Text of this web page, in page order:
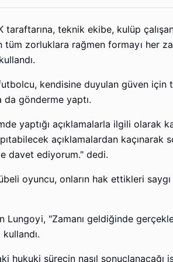
taraftarına, teknik ekibe, kulüp
zorluklara rağmen formayı her
kendisine duyulan güven için
da gönderme yaptı.
yaptığı açıklamalarla ilgili olarak
açıklamalardan kaçınarak
davet ediyorum." dedi.
oyuncu, onların hak ettikleri
Lungoyi, "Zamanı geldiğinde
hukuki sürecin nasıl sonuçlanacağı